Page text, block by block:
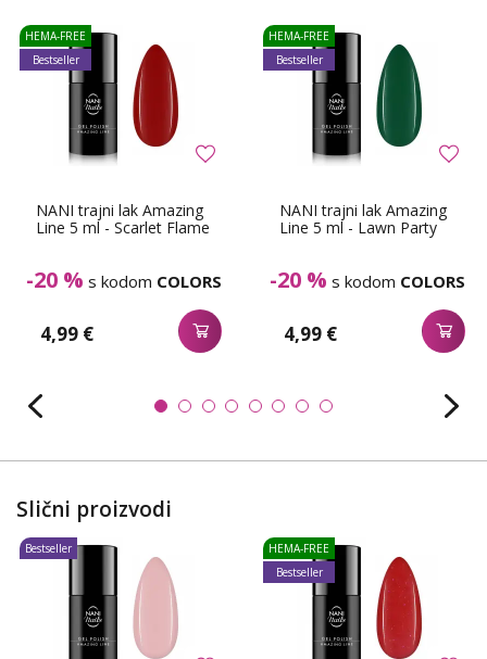
NANI trajni lak Amazing
Line 5 ml - Scarlet Flame
-20 % s kodom COLORS
4,99 €
HEMA-FREE
Bestseller
NANI trajni lak Amazing
Line 5 ml - Lawn Party
-20 % s kodom COLORS
4,99 €
HEMA-FREE
Bestseller
Slični proizvodi
Bestseller
HEMA-FREE
Bestseller